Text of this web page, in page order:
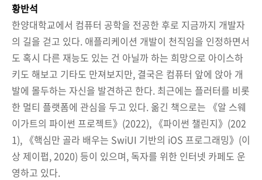
황반석
한양대학교에서 컴퓨터 공학을 전공한 후로 지금까지 개발자
의 길을 걷고 있다. 애플리케이션 개발이 천직임을 인정하면서
도 혹시 다른 재능도 있는 건 아닐까 하는 희망으로 아이스하
키도 해보고 기타도 만져보지만, 결국은 컴퓨터 앞에 앉아 개
발에 몰두하는 자신을 발견하곤 한다. 최근에는 플러터를 비롯
한 멀티 플랫폼에 관심을 두고 있다. 옮긴 책으로는 《알 스웨
이가트의 파이썬 프로젝트》(2022), 《파이썬 챌린지》(202
1), 《핵심만 골라 배우는 SwiUI 기반의 iOS 프로그래밍》(이
상 제이펍, 2020) 등이 있으며, 독자를 위한 인터넷 카페도 운
영하고 있다.